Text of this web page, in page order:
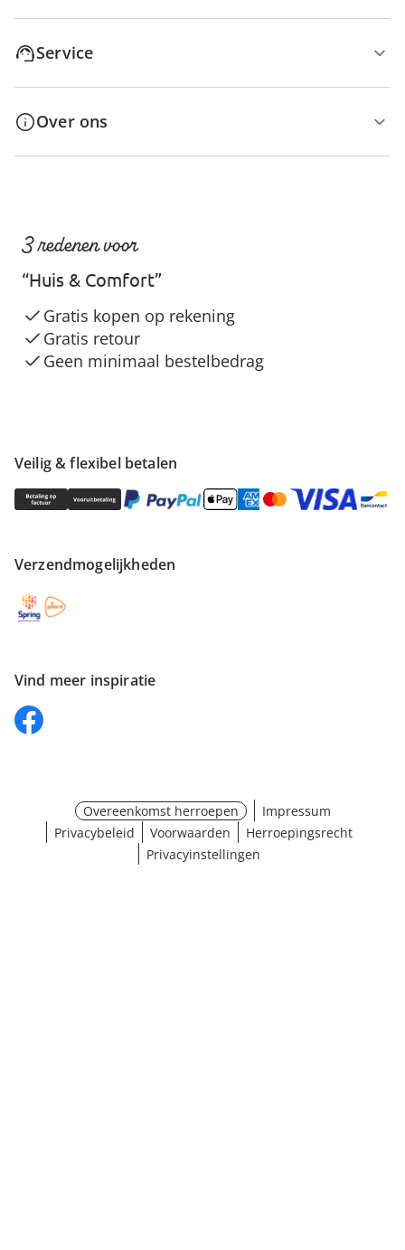
Service
Over ons
Veilig & flexibel betalen
Verzendmogelijkheden
Vind meer inspiratie
3 redenen voor
“Huis & Comfort”
Gratis kopen op rekening
Gratis retour
Geen minimaal bestelbedrag
Overeenkomst herroepen
Impressum
Privacybeleid
Voorwaarden
Herroepingsrecht
Privacyinstellingen